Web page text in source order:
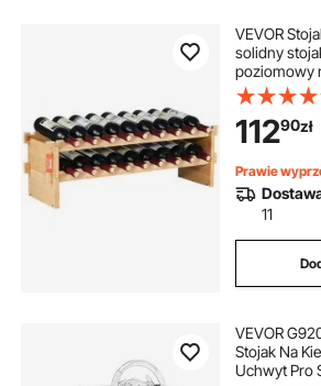
VEVOR
solidny
poziomowy
litego
piwnicy
11290zł
Prawie
11
VEVOR
Stojak Na
Uchwyt Pro